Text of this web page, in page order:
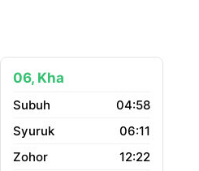
06, Kha
04:58
06:11
12:22